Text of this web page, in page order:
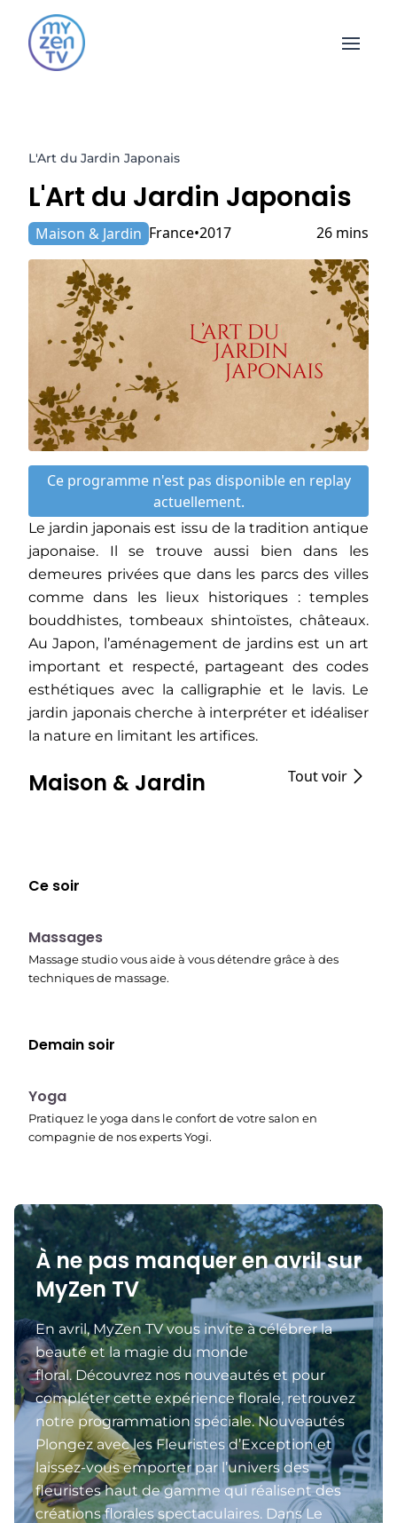
Open
L'Art du Jardin Japonais
L'Art du Jardin Japonais
Maison & Jardin France 2017 26 mins
Ce programme n'est pas disponible en replay
actuellement.
Le jardin japonais est issu de la tradition antique
japonaise. Il se trouve aussi bien dans les
demeures privées que dans les parcs des villes
comme dans les lieux historiques : temples
bouddhistes, tombeaux shintoïstes, châteaux.
Au Japon, l’aménagement de jardins est un art
important et respecté, partageant des codes
esthétiques avec la calligraphie et le lavis. Le
jardin japonais cherche à interpréter et idéaliser
la nature en limitant les artifices.
Maison & Jardin Tout voir
Ce soir
23:30
Massages
Massage studio vous aide à vous détendre grâce à des
techniques de massage.
Demain soir
00:15
Yoga
Pratiquez le yoga dans le confort de votre salon en
compagnie de nos experts Yogi.
À ne pas manquer en avril sur
MyZen TV
En avril, MyZen TV vous invite à célébrer la
beauté et la magie du monde
floral. Découvrez nos nouveautés et pour
compléter cette expérience florale, retrouvez
notre programmation spéciale. Nouveautés
Plongez avec les Fleuristes d’Exception et
laissez-vous emporter par l’univers des
fleuristes haut de gamme qui réalisent des
créations florales spectaculaires. Dans Le